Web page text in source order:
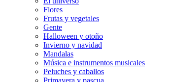
Flores
Frutas y vegetales
Gente
Halloween y otoño
Invierno y navidad
Mandalas
Música e instrumentos musicales
Peluches y caballos
Primavera y pascua